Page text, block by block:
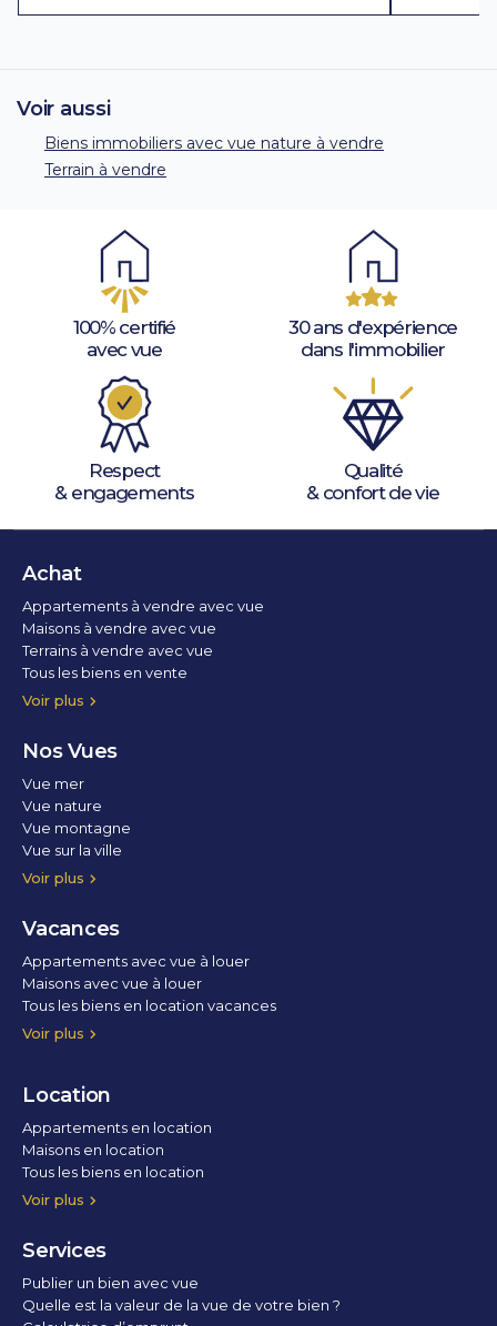
Voir aussi
Biens immobiliers avec vue nature à vendre
Terrain à vendre
100% certifié
avec vue
30 ans d'expérience
dans l'immobilier
Respect
& engagements
Qualité
& confort de vie
Achat
Voir plus
Appartements à vendre avec vue
Maisons à vendre avec vue
Terrains à vendre avec vue
Tous les biens en vente
Nos Vues
Voir plus
Vue mer
Vue nature
Vue montagne
Vue sur la ville
Vue parc
Vue fleuve
Vue lac
Vue marina / port
Vacances
Voir plus
Appartements avec vue à louer
Maisons avec vue à louer
Tous les biens en location vacances
Location
Voir plus
Appartements en location
Maisons en location
Tous les biens en location
Services
Publier un bien avec vue
Quelle est la valeur de la vue de votre bien ?